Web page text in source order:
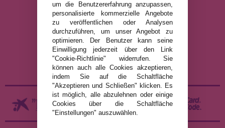
RECHTLICHE HINWEISE
DATENSCHUTZRICHTLINIE
COOKIE-RICHTLINIE
VERSAND UND RÜCKGABE
RÜCKGABE / WIDERRUF
um die Benutzererfahrung anzupassen,
personalisierte kommerzielle Angebote
zu veröffentlichen oder Analysen
durchzuführen, um unser Angebot zu
optimieren. Der Benutzer kann seine
Einwilligung jederzeit über den Link
"Cookie-Richtlinie" widerrufen. Sie
können auch alle Cookies akzeptieren,
indem Sie auf die Schaltfläche
"Akzeptieren und Schließen" klicken. Es
ist möglich, alle abzulehnen oder einige
Cookies über die Schaltfläche
"Einstellungen" auszuwählen.